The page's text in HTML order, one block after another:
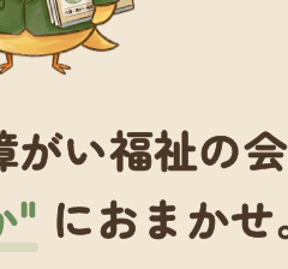
い福祉の会
" におまかせ